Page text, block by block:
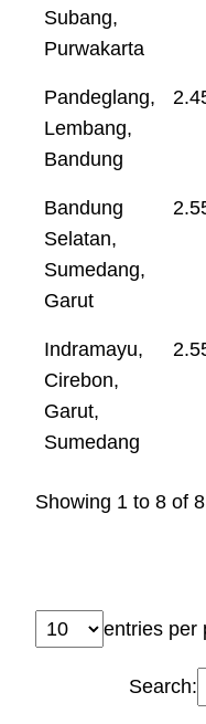
Subang,
Purwakarta
Pandeglang,
Lembang,
Bandung
Bandung
Selatan,
Sumedang,
Garut
Indramayu,
Cirebon,
Garut,
Sumedang
Showing 1 to 8 of
entries per
Search: